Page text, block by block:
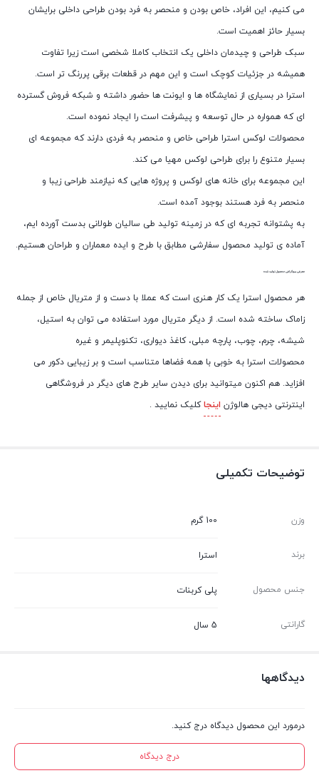
می کنیم، این افراد، خاص بودن و منحصر به فرد بودن طراحی داخلی برایشان
بسیار حائز اهمیت است.
سبک طراحی و چیدمان داخلی یک انتخاب کاملا شخصی است زیرا تفاوت
همیشه در جزئیات کوچک است و این مهم در قطعات برقی پررنگ تر است.
استرا در بسیاری از نمایشگاه ها و ایونت ها حضور داشته و شبکه فروش گسترده
ای که همواره در حال توسعه و پیشرفت است را ایجاد نموده است.
محصولات لوکس استرا طراحی خاص و منحصر به فردی دارند که مجموعه ای
بسیار متنوع را برای طراحی لوکس مهیا می کند.
این مجموعه برای خانه های لوکس و پروژه هایی که نیازمند طراحی زیبا و
منحصر به فرد هستند بوجود آمده است.
به پشتوانه تجربه ای که در زمینه تولید طی سالیان طولانی بدست آورده ایم،
آماده ی تولید محصول سفارشی مطابق با طرح و ایده معماران و طراحان هستیم.
معرفی بیوگرافی محصول تولید شده
هر محصول استرا یک کار هنری است که عملا با دست و از متریال خاص از جمله
زاماک ساخته شده است. از دیگر متریال مورد استفاده می توان به استیل،
شیشه، چرم، چوب، پارچه مبلی، کاغذ دیواری، تکنوپلیمر و غیره
محصولات استرا به خوبی با همه فضاها متناسب است و بر زیبایی دکور می
افزاید. هم اکنون میتوانید برای دیدن سایر طرح های دیگر در فروشگاهی
اینترنتی دیجی هالوژن اینجا کلیک نمایید .
توضیحات تکمیلی
وزن 100 گرم
برند استرا
جنس محصول پلی کربنات
گارانتی 5 سال
دیدگاهها
درمورد این محصول دیدگاه درج کنید.
درج دیدگاه